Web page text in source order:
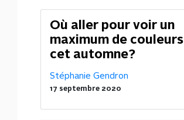
Où aller pour voir un
maximum de couleurs
cet automne?
Stéphanie Gendron
17 septembre 2020